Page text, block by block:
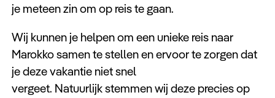
je meteen zin om op reis te gaan.
Wij kunnen je helpen om een unieke reis naar
Marokko samen te stellen en ervoor te zorgen dat
je deze vakantie niet snel
vergeet. Natuurlijk stemmen wij deze precies op